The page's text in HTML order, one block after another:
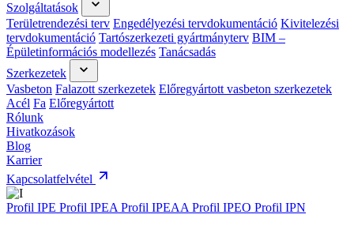
Szolgáltatások
Területrendezési terv Engedélyezési tervdokumentáció Kivitelezési
tervdokumentáció Tartószerkezeti gyártmányterv BIM –
Épületinformációs modellezés Tanácsadás
Szerkezetek
Vasbeton Falazott szerkezetek Előregyártott vasbeton szerkezetek
Acél Fa Előregyártott
Rólunk
Hivatkozások
Blog
Karrier
Kapcsolatfelvétel
Profil IPE Profil IPEA Profil IPEAA Profil IPEO Profil IPN